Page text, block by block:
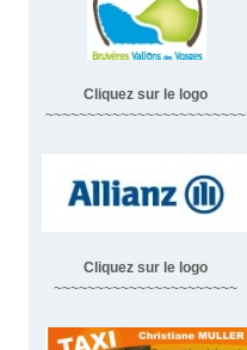
Cliquez sur le logo
~~~~~~~~~~~~~~~~~~~~~~~~
Cliquez sur le logo
~~~~~~~~~~~~~~~~~~~~~~